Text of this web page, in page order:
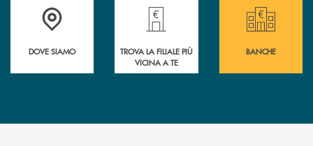
Guarda dove è situata&nbsp; Federazione del Nord Est
DOVE SIAMO
Trova la filiale più vicina a te!
TROVA LA FILIALE PIÙ
VICINA A TE
Le Banche aderenti
BANCHE